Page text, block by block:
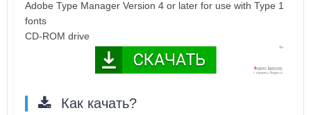
Adobe Type Manager Version 4 or later for use with Type 1
fonts
CD-ROM drive
Как качать?